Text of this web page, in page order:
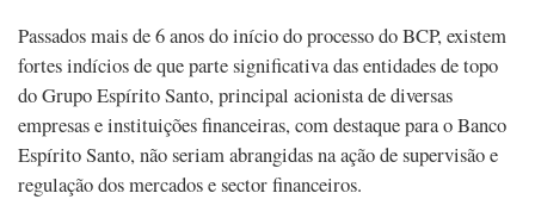
Passados mais de 6 anos do início do processo do BCP, existem
fortes indícios de que parte significativa das entidades de topo
do Grupo Espírito Santo, principal acionista de diversas
empresas e instituições financeiras, com destaque para o Banco
Espírito Santo, não seriam abrangidas na ação de supervisão e
regulação dos mercados e sector financeiros.